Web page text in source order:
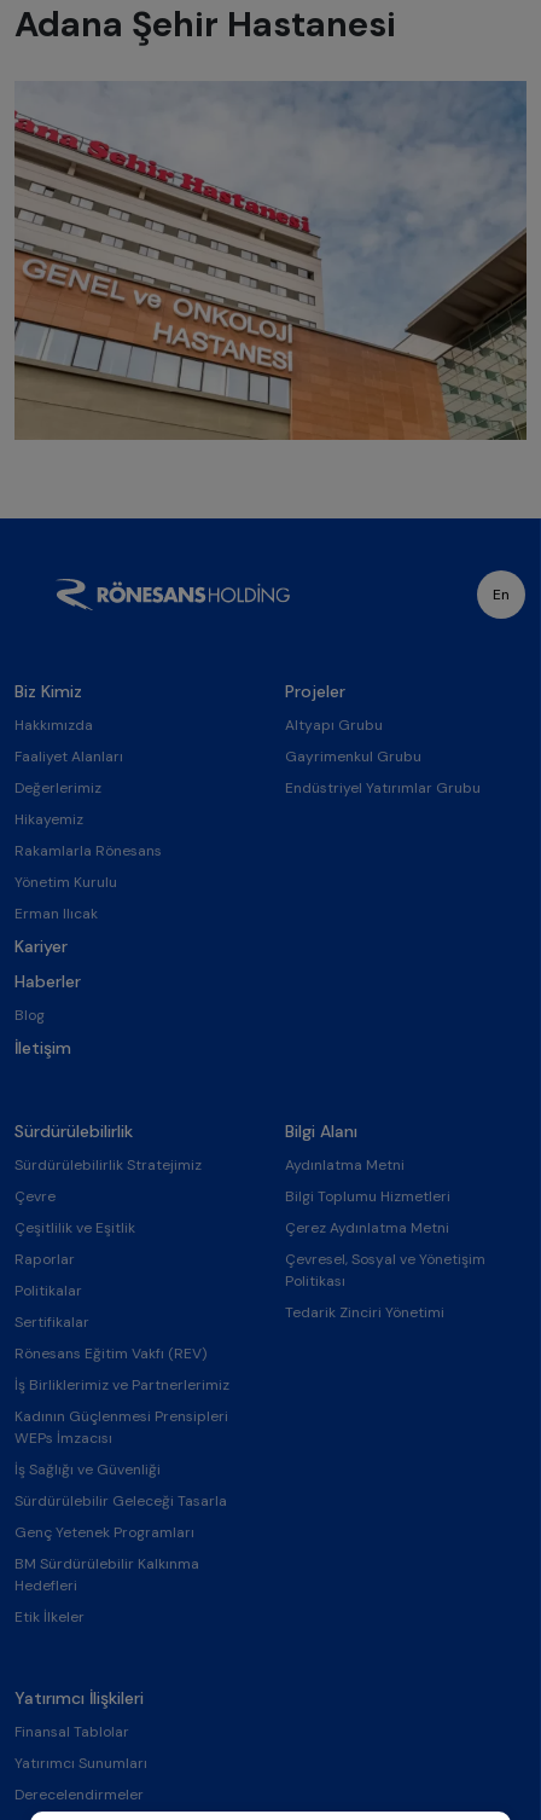
Adana Şehir Hastanesi
En
Biz Kimiz
Hakkımızda
Faaliyet Alanları
Değerlerimiz
Hikayemiz
Rakamlarla Rönesans
Yönetim Kurulu
Erman Ilıcak
Kariyer
Haberler
Blog
İletişim
Projeler
Altyapı Grubu
Gayrimenkul Grubu
Endüstriyel Yatırımlar Grubu
Sürdürülebilirlik
Sürdürülebilirlik Stratejimiz
Çevre
Çeşitlilik ve Eşitlik
Raporlar
Politikalar
Sertifikalar
Rönesans Eğitim Vakfı (REV)
İş Birliklerimiz ve Partnerlerimiz
Kadının Güçlenmesi Prensipleri
WEPs İmzacısı
İş Sağlığı ve Güvenliği
Sürdürülebilir Geleceği Tasarla
Genç Yetenek Programları
BM Sürdürülebilir Kalkınma
Hedefleri
Etik İlkeler
Bilgi Alanı
Aydınlatma Metni
Bilgi Toplumu Hizmetleri
Çerez Aydınlatma Metni
Çevresel, Sosyal ve Yönetişim
Politikası
Tedarik Zinciri Yönetimi
Yatırımcı İlişkileri
Finansal Tablolar
Yatırımcı Sunumları
Derecelendirmeler